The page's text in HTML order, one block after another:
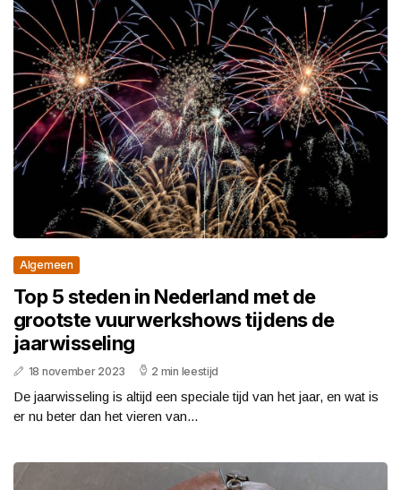
Algemeen
Top 5 steden in Nederland met de
grootste vuurwerkshows tijdens de
jaarwisseling
18 november 2023 2 min leestijd
De jaarwisseling is altijd een speciale tijd van het jaar, en wat is
er nu beter dan het vieren van...